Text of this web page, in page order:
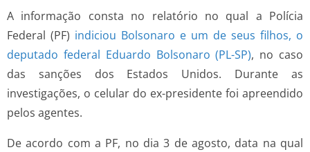
A informação consta no relatório no qual a Polícia
Federal (PF) indiciou Bolsonaro e um de seus filhos, o
deputado federal Eduardo Bolsonaro (PL-SP), no caso
das sanções dos Estados Unidos. Durante as
investigações, o celular do ex-presidente foi apreendido
pelos agentes.
De acordo com a PF, no dia 3 de agosto, data na qual